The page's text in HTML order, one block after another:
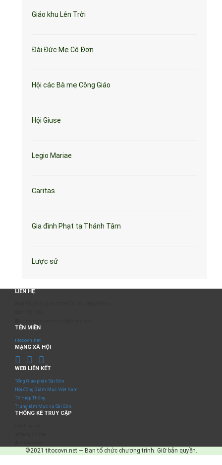
Giáo khu Lên Trời
Đài Đức Mẹ Cô Đơn
Hội các Bà mẹ Công Giáo
Hội Giuse
Legio Mariae
Caritas
Gia đình Phạt tạ Thánh Tâm
Lược sử
LIÊN HỆ
TÊN MIỀN
titocovn.net
MẠNG XÃ HỘI
WEB LIÊN KẾT
Tổng Giáo phận Sài Gòn
Hội đồng Giám Mục Việt Nam
TV Hiệp Thông
Trung tâm Mục vụ Sài Gòn
THỐNG KÊ TRUY CẬP
©2021 titocovn.net — Ban tổ chức chương trình. Giữ bản quyền.